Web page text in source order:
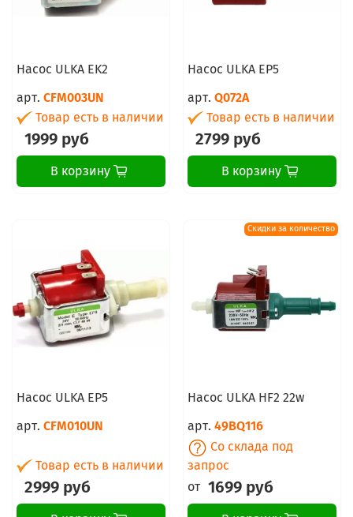
Насос ULKA EK2
арт. CFM003UN
Товар есть в наличии
1999 руб
В корзину
Насос ULKA EP5
арт. Q072A
Товар есть в наличии
2799 руб
В корзину
Насос ULKA EP5
арт. CFM010UN
Товар есть в наличии
2999 руб
Скидки за количество
Насос ULKA HF2 22w
арт. 49BQ116
Со склада под
запрос
от 1699 руб